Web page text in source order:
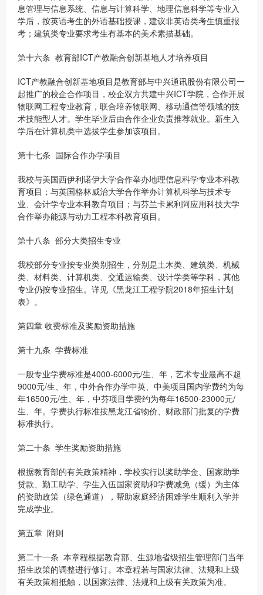
息管理与信息系统、信息与计算科学、地理信息科学等专业入
学后，按英语考生的外语基础授课，建议非英语类考生慎重报
考；建筑类专业要求考生有基本的美术素描基础。
第十六条 教育部ICT产教融合创新基地人才培养项目
ICT产教融合创新基地项目是教育部与中兴通讯股份有限公司一
起推广的校企合作项目，校企双方共建中兴ICT学院，合作开展
物联网工程专业教育，联合培养物联网、移动通信等领域的技
术技能型人才。学生毕业后由合作企业负责推荐就业。新生入
学后在计算机类中选拔学生参加该项目。
第十七条 国际合作办学项目
我校与美国西伊利诺伊大学合作举办地理信息科学专业本科教
育项目；与英国格林威治大学合作举办计算机科学与技术专
业、会计学专业本科教育项目；与芬兰卡累利阿应用科技大学
合作举办能源与动力工程本科教育项目。
第十八条 部分大类招生专业
我校部分专业按专业类别招生，分别是土木类、建筑类、机械
类、材料类、计算机类、交通运输类、设计学类等学科，其他
专业仍按专业招生。详见《黑龙江工程学院2018年招生计划
表》。
第四章 收费标准及奖励资助措施
第十九条 学费标准
一般专业学费标准是4000-6000元/生、年，艺术专业最高不超
9000元/生、年，中外合作办学中英、中美项目国内学费约为每
年16500元/生、年，中芬项目学费约为每年16500-23000元/
生、年。学费执行标准按黑龙江省物价、财政部门批复的学费
标准执行。
第二十条 学生奖励资助措施
根据教育部的有关政策精神，学校实行以奖助学金、国家助学
贷款、勤工助学、学生入伍国家资助和学费减免（缓）为主体
的资助政策（绿色通道），帮助家庭经济困难学生顺利入学并
完成学业。
第五章 附则
第二十一条 本章程根据教育部、生源地省级招生管理部门当年
招生政策的调整进行修订。本章程若与国家法律、法规和上级
有关政策相抵触，以国家法律、法规和上级有关政策为准。